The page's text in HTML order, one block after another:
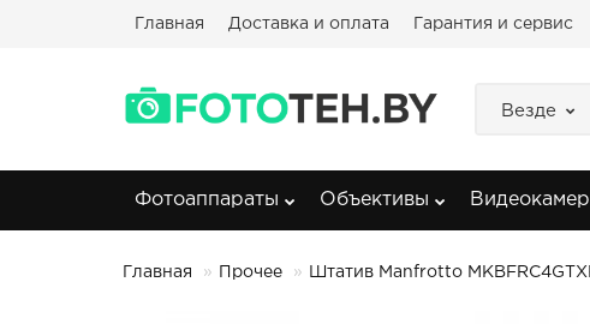
Главная Доставка и оплата Гарантия и сервис
Везде
Фотоаппараты Объективы
Главная Прочее Штатив Manfrotto